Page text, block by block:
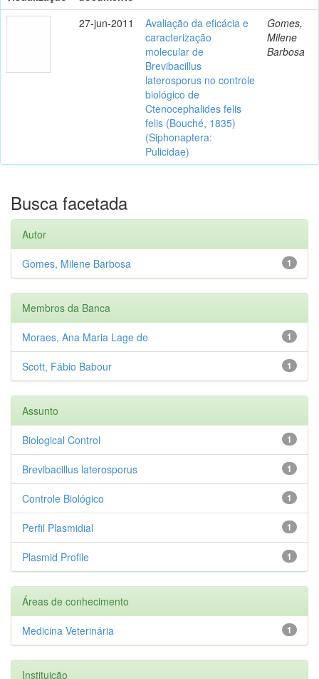
27-jun-2011
Avaliação da eficácia e
caracterização
molecular de
Brevibacillus
laterosporus no controle
biológico de
Ctenocephalides felis
felis (Bouché, 1835)
(Siphonaptera:
Pulicidae)
Gomes,
Milene
Barbosa
Busca facetada
Autor
1
Gomes, Milene Barbosa
Membros da Banca
1
Moraes, Ana Maria Lage de
1
Scott, Fábio Babour
Assunto
1
Biological Control
1
Brevibacillus laterosporus
1
Controle Biológico
1
Perfil Plasmidial
1
Plasmid Profile
Áreas de conhecimento
1
Medicina Veterinária
Instituição